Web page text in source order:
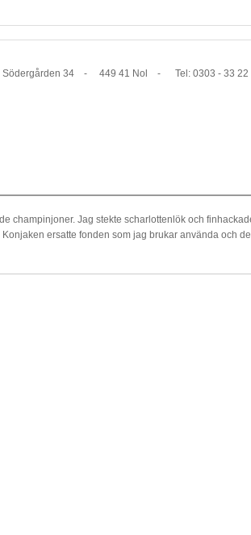
41 Nol - Tel: 0303 - 33 22 25 -
champinjoner. Jag stekte scharlottenlök och
ersatte fonden som jag brukar använda och